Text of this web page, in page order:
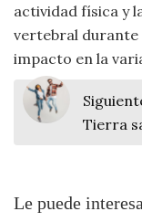
actividad física y
vertebral durante
impacto en la
Tierra
Le puede